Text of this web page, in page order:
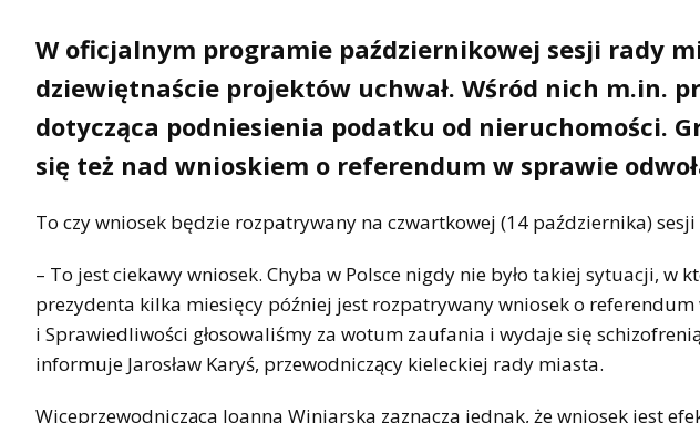
W oficjalnym programie październikowej sesji rady
dziewiętnaście projektów uchwał. Wśród nich m.in.
dotycząca podniesienia podatku od nieruchomości.
się też nad wnioskiem o referendum w sprawie
To czy wniosek będzie rozpatrywany na czwartkowej (14 października) sesji
– To jest ciekawy wniosek. Chyba w Polsce nigdy nie było takiej sytuacji,
prezydenta kilka miesięcy później jest rozpatrywany wniosek o referendum
i Sprawiedliwości głosowaliśmy za wotum zaufania i wydaje się
informuje Jarosław Karyś, przewodniczący kieleckiej rady miasta.
Wiceprzewodnicząca Joanna Winiarska zaznacza jednak, że wniosek jest